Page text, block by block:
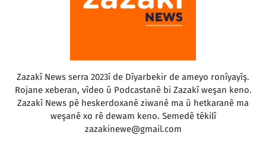
Zazakî News serra 2023î de Dîyarbekir de ameyo ronîyayîş.
Rojane xeberan, vîdeo û Podcastanê bi Zazakî weşan keno.
Zazakî News pê heskerdoxanê ziwanê ma û hetkaranê ma
weşanê xo rê dewam keno. Semedê têkilî
zazakinewe@gmail.com